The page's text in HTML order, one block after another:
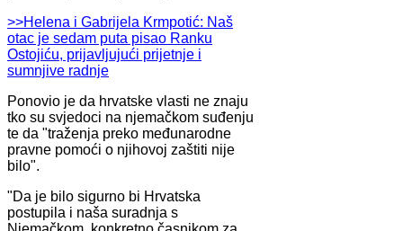
>>Helena i Gabrijela Krmpotić: Naš
otac je sedam puta pisao Ranku
Ostojiću, prijavljujući prijetnje i
sumnjive radnje
Ponovio je da hrvatske vlasti ne znaju
tko su svjedoci na njemačkom suđenju
te da "traženja preko međunarodne
pravne pomoći o njihovoj zaštiti nije
bilo".
"Da je bilo sigurno bi Hrvatska
postupila i naša suradnja s